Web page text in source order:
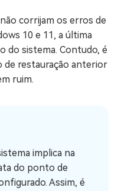
corrijam os erros de
10 e 11, a última
do sistema. Contudo, é
de restauração anterior
ruim.
implica na
do ponto de
Assim, é